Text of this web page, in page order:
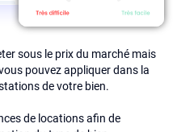
sous le prix du marché mais
pouvez appliquer dans la
de votre bien.
de locations afin de